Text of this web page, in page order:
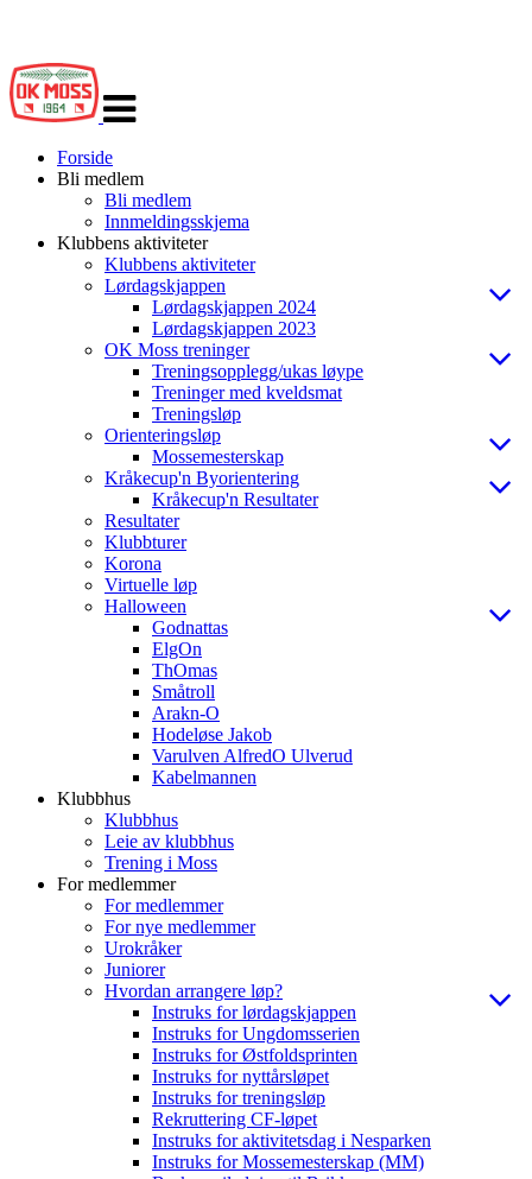
navigasjon
Forside
Bli medlem
Bli medlem
Innmeldingsskjema
Klubbens aktiviteter
Klubbens aktiviteter
Lørdagskjappen
Lørdagskjappen 2024
Lørdagskjappen 2023
OK Moss treninger
Treningsopplegg/ukas løype
Treninger med kveldsmat
Treningsløp
Orienteringsløp
Mossemesterskap
Kråkecup'n Byorientering
Kråkecup'n Resultater
Resultater
Klubbturer
Korona
Virtuelle løp
Halloween
Godnattas
ElgOn
ThOmas
Småtroll
Arakn-O
Hodeløse Jakob
Varulven AlfredO Ulverud
Kabelmannen
Klubbhus
Klubbhus
Leie av klubbhus
Trening i Moss
For medlemmer
For medlemmer
For nye medlemmer
Urokråker
Juniorer
Hvordan arrangere løp?
Instruks for lørdagskjappen
Instruks for Ungdomsserien
Instruks for Østfoldsprinten
Instruks for nyttårsløpet
Instruks for treningsløp
Rekruttering CF-løpet
Instruks for aktivitetsdag i Nesparken
Instruks for Mossemesterskap (MM)